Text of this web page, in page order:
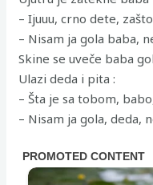
– Ijuuu, crno dete,
– Nisam ja gola baba,
Skine se uveče baba
Ulazi deda i pita :
– Šta je sa tobom,
– Nisam ja gola, deda,